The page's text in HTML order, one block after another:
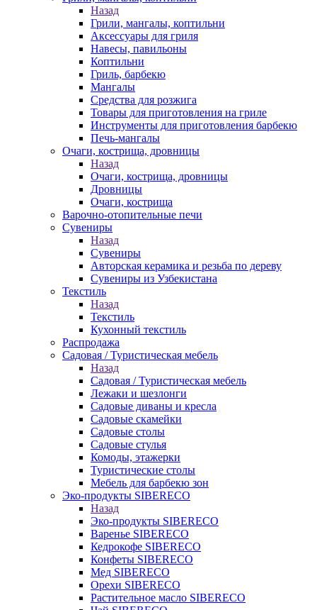
Назад
Грили, мангалы, коптильни
Аксессуары для гриля
Навесы, павильоны
Коптильни
Гриль, барбекю
Мангалы
Средства для розжига
Товары для приготовления на гриле
Инструменты для приготовления барбекю
Печь-мангалы
Очаги, кострища, дровницы
Назад
Очаги, кострища, дровницы
Дровницы
Очаги, кострища
Варочно-отопительные печи
Сувениры
Назад
Сувениры
Авторская керамика и резьба по дереву
Сувениры из Узбекистана
Текстиль
Назад
Текстиль
Кухонный текстиль
Распродажа
Садовая / Туристическая мебель
Назад
Садовая / Туристическая мебель
Лежаки и шезлонги
Садовые диваны и кресла
Садовые скамейки
Садовые столы
Садовые стулья
Комоды, этажерки
Туристические столы
Мебель для барбекю зон
Эко-продукты SIBERECO
Назад
Эко-продукты SIBERECO
Варенье SIBERECO
Кедрокофе SIBERECO
Конфеты SIBERECO
Мед SIBERECO
Орехи SIBERECO
Растительное масло SIBERECO